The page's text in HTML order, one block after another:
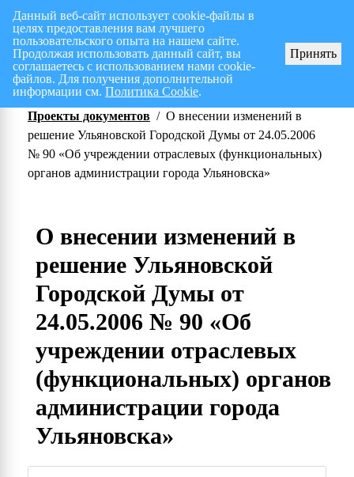
Перспективный план работ на I полугодие 2026 г.
Проекты документов / О внесении изменений в
решение Ульяновской Городской Думы от 24.05.2006
№ 90 «Об учреждении отраслевых (функциональных)
органов администрации города Ульяновска»
О внесении изменений в
решение Ульяновской
Городской Думы от
24.05.2006 № 90 «Об
учреждении отраслевых
(функциональных) органов
администрации города
Ульяновска»
Данный веб-сайт использует cookie-файлы в
целях предоставления вам лучшего
пользовательского опыта на нашем сайте.
Продолжая использовать данный сайт, вы
соглашаетесь с использованием нами cookie-
файлов. Для получения дополнительной
информации см.Политика Cookie.
Принять